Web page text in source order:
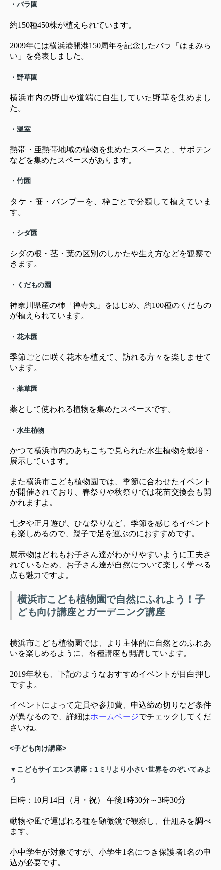
・バラ園
約150種450株が植えられています。
2009年には横浜港開港150周年を記念したバラ「はまみら
い」を発表しました。
・野草園
横浜市内の野山や道端に自生していた野草を集めまし
た。
・温室
熱帯・亜熱帯地域の植物を集めたスペースと、サボテン
などを集めたスペースがあります。
・竹園
タケ・笹・バンブーを、枠ごとで分類して植えていま
す。
・シダ園
シダの根・茎・葉の区別のしかたや生え方などを観察で
きます。
・くだもの園
神奈川県産の柿「禅寺丸」をはじめ、約100種のくだもの
が植えられています。
・花木園
季節ごとに咲く花木を植えて、訪れる方々を楽しませて
います。
・薬草園
薬として使われる植物を集めたスペースです。
・水生植物
かつて横浜市内のあちこちで見られた水生植物を栽培・
展示しています。
また横浜市こども植物園では、季節に合わせたイベント
が開催されており、春祭りや秋祭りでは花苗交換会も開
かれますよ。
七夕や正月遊び、ひな祭りなど、季節を感じるイベント
も楽しめるので、親子で足を運ぶのにおすすめです。
展示物はどれもお子さん達がわかりやすいように工夫さ
れているため、お子さん達が自然について楽しく学べる
点も魅力ですよ。
横浜市こども植物園で自然にふれよう！子
ども向け講座とガーデニング講座
横浜市こども植物園では、より主体的に自然とのふれあ
いを楽しめるように、各種講座も開講しています。
2019年秋も、下記のようなおすすめイベントが目白押し
ですよ。
イベントによって定員や参加費、申込締め切りなど条件
が異なるので、詳細はホームページでチェックしてくだ
さいね。
<子ども向け講座>
▼こどもサイエンス講座：1ミリより小さい世界をのぞいてみよ
う
日時：10月14日（月・祝） 午後1時30分～3時30分
動物や風で運ばれる種を顕微鏡で観察し、仕組みを調べ
ます。
小中学生が対象ですが、小学生1名につき保護者1名の申
込が必要です。